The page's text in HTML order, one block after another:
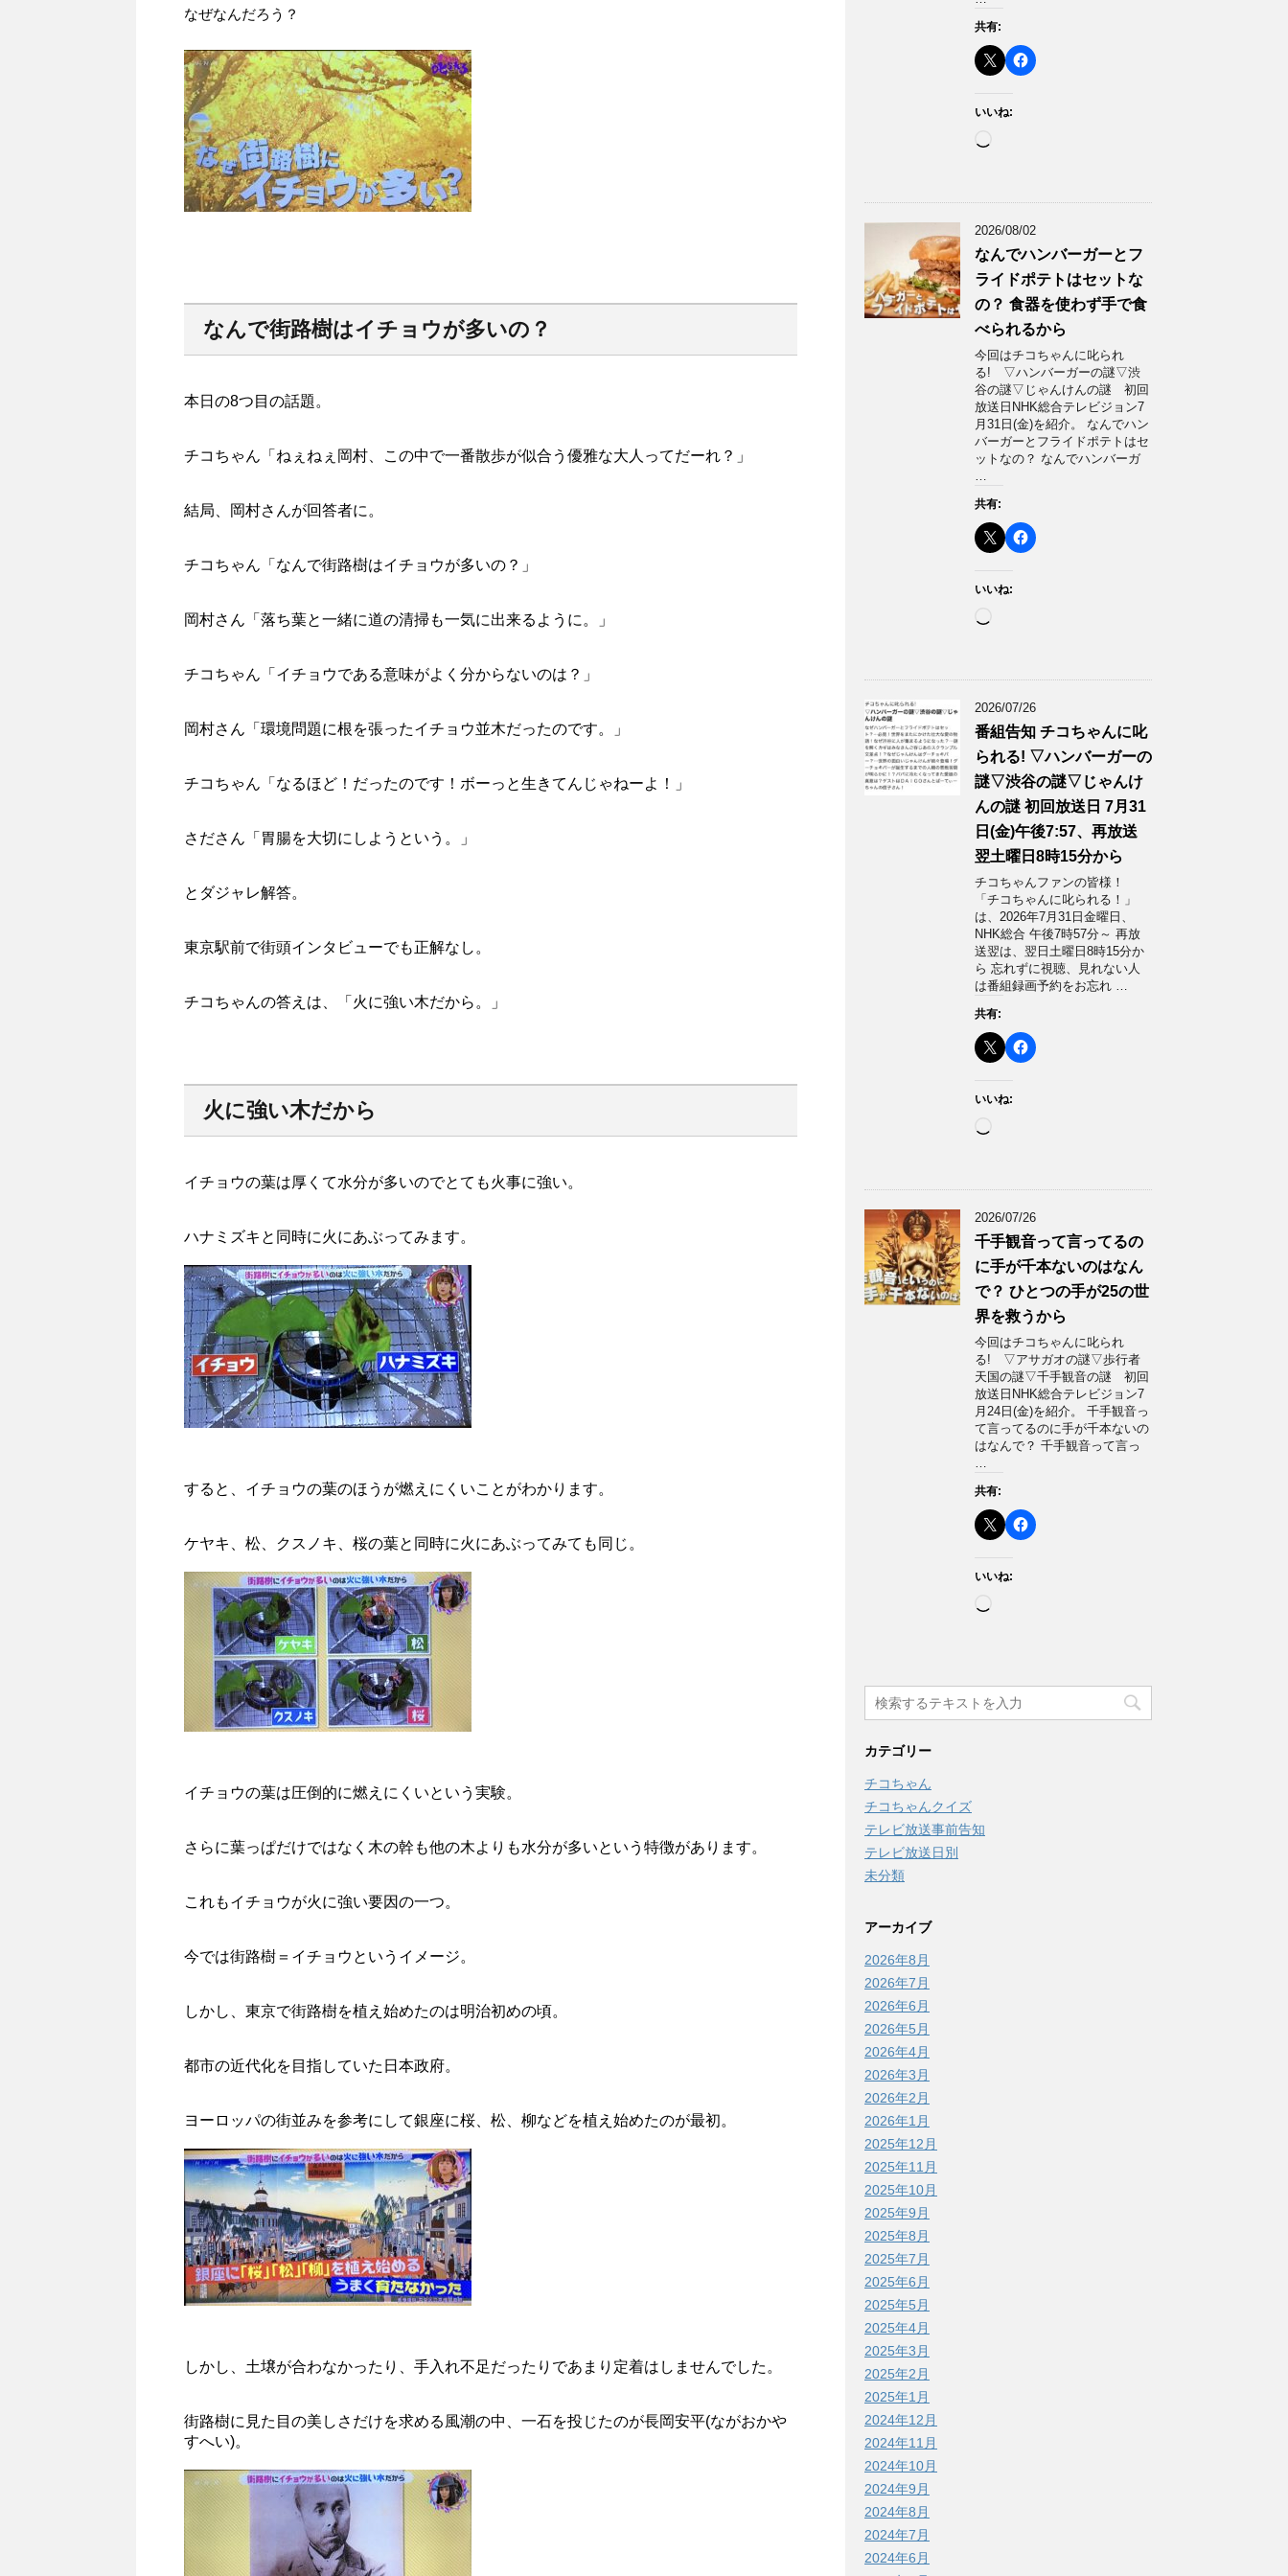
なぜなんだろう？
なんで街路樹はイチョウが多いの？
本日の8つ目の話題。
チコちゃん「ねぇねぇ岡村、この中で一番散歩が似合う優雅な大人ってだーれ？」
結局、岡村さんが回答者に。
チコちゃん「なんで街路樹はイチョウが多いの？」
岡村さん「落ち葉と一緒に道の清掃も一気に出来るように。」
チコちゃん「イチョウである意味がよく分からないのは？」
岡村さん「環境問題に根を張ったイチョウ並木だったのです。」
チコちゃん「なるほど！だったのです！ボーっと生きてんじゃねーよ！」
さださん「胃腸を大切にしようという。」
とダジャレ解答。
東京駅前で街頭インタビューでも正解なし。
チコちゃんの答えは、「火に強い木だから。」
火に強い木だから
イチョウの葉は厚くて水分が多いのでとても火事に強い。
ハナミズキと同時に火にあぶってみます。
すると、イチョウの葉のほうが燃えにくいことがわかります。
ケヤキ、松、クスノキ、桜の葉と同時に火にあぶってみても同じ。
イチョウの葉は圧倒的に燃えにくいという実験。
さらに葉っぱだけではなく木の幹も他の木よりも水分が多いという特徴があります。
これもイチョウが火に強い要因の一つ。
今では街路樹＝イチョウというイメージ。
しかし、東京で街路樹を植え始めたのは明治初めの頃。
都市の近代化を目指していた日本政府。
ヨーロッパの街並みを参考にして銀座に桜、松、柳などを植え始めたのが最初。
しかし、土壌が合わなかったり、手入れ不足だったりであまり定着はしませんでした。
街路樹に見た目の美しさだけを求める風潮の中、一石を投じたのが長岡安平(ながおかや
すへい)。
共有:
いいね:
み
2026/08/02
なんでハンバーガーとフ
ライドポテトはセットな
の？ 食器を使わず手で食
べられるから
今回はチコちゃんに叱られ
る! ▽ハンバーガーの謎▽渋
谷の謎▽じゃんけんの謎 初回
放送日NHK総合テレビジョン7
月31日(金)を紹介。 なんでハン
バーガーとフライドポテトはセ
ットなの？ なんでハンバーガ
…
共有:
いいね:
み
2026/07/26
番組告知 チコちゃんに叱
られる! ▽ハンバーガーの
謎▽渋谷の謎▽じゃんけ
んの謎 初回放送日 7月31
日(金)午後7:57、再放送
翌土曜日8時15分から
チコちゃんファンの皆様！
「チコちゃんに叱られる！」​
は、2026年7月31日金曜日、
NHK総合 午後7時57分～ 再放
送翌は、翌日土曜日8時15分か
ら 忘れずに視聴、見れない人
は番組録画予約をお忘れ …
共有:
いいね:
み
2026/07/26
千手観音って言ってるの
に手が千本ないのはなん
で？ ひとつの手が25の世
界を救うから
今回はチコちゃんに叱られ
る! ▽アサガオの謎▽歩行者
天国の謎▽千手観音の謎 初回
放送日NHK総合テレビジョン7
月24日(金)を紹介。 千手観音っ
て言ってるのに手が千本ないの
はなんで？ 千手観音って言っ
…
共有:
いいね:
中…
カテゴリー
チコちゃん
チコちゃんクイズ
テレビ放送事前告知
テレビ放送日別
未分類
アーカイブ
2026年8月
2026年7月
2026年6月
2026年5月
2026年4月
2026年3月
2026年2月
2026年1月
2025年12月
2025年11月
2025年10月
2025年9月
2025年8月
2025年7月
2025年6月
2025年5月
2025年4月
2025年3月
2025年2月
2025年1月
2024年12月
2024年11月
2024年10月
2024年9月
2024年8月
2024年7月
2024年6月